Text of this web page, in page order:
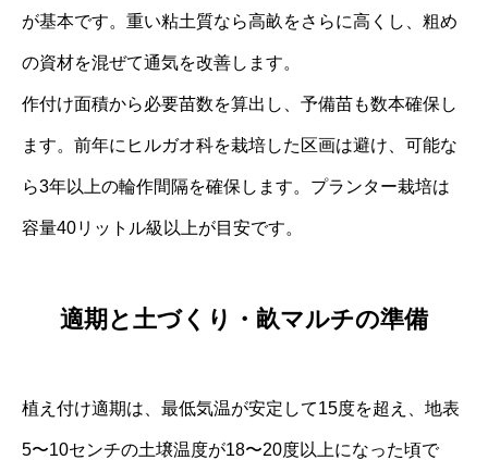
が基本です。重い粘土質なら高畝をさらに高くし、粗め
の資材を混ぜて通気を改善します。
作付け面積から必要苗数を算出し、予備苗も数本確保し
ます。前年にヒルガオ科を栽培した区画は避け、可能な
ら3年以上の輪作間隔を確保します。プランター栽培は
容量40リットル級以上が目安です。
適期と土づくり・畝マルチの準備
植え付け適期は、最低気温が安定して15度を超え、地表
5〜10センチの土壌温度が18〜20度以上になった頃で